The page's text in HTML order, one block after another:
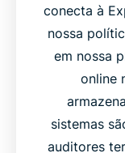
conecta à
nossa
em nossa
online
sistemas
auditores